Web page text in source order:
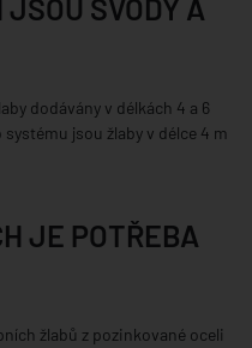
SVODY A
dodávány v délkách 4 a 6
jsou žlaby v délce 4 m
JE POTŘEBA
žlabů z pozinkované oceli